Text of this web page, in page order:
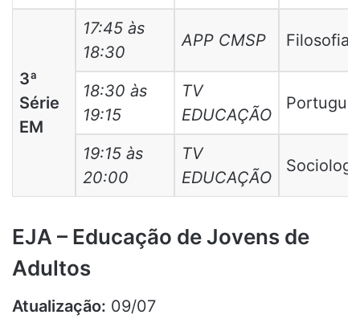
3ª
Série
EM
17:45 às
18:30
APP CMSP Filosofia
18:30 às
19:15
TV
EDUCAÇÃO
19:15 às
20:00
TV
EDUCAÇÃO
EJA – Educação de Jovens de
Adultos
Atualização: 09/07